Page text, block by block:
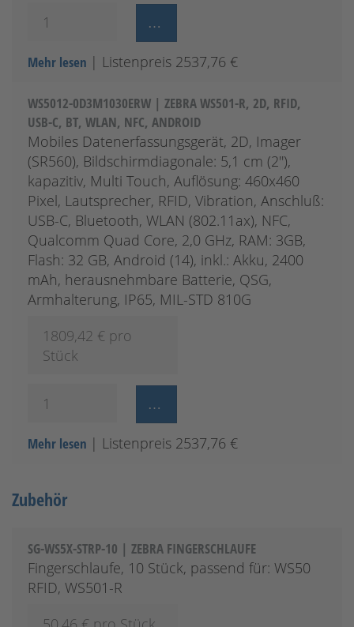
Mehr lesen | Listenpreis 2537,76 €
WS5012-0D3M1030ERW | ZEBRA WS501-R, 2D, RFID,
USB-C, BT, WLAN, NFC, ANDROID
Mobiles Datenerfassungsgerät, 2D, Imager
(SR560), Bildschirmdiagonale: 5,1 cm (2''),
kapazitiv, Multi Touch, Auflösung: 460x460
Pixel, Lautsprecher, RFID, Vibration, Anschluß:
USB-C, Bluetooth, WLAN (802.11ax), NFC,
Qualcomm Quad Core, 2,0 GHz, RAM: 3GB,
Flash: 32 GB, Android (14), inkl.: Akku, 2400
mAh, herausnehmbare Batterie, QSG,
Armhalterung, IP65, MIL-STD 810G
1809,42 € pro
Stück
Mehr lesen | Listenpreis 2537,76 €
Zubehör
SG-WS5X-STRP-10 | ZEBRA FINGERSCHLAUFE
Fingerschlaufe, 10 Stück, passend für: WS50
RFID, WS501-R